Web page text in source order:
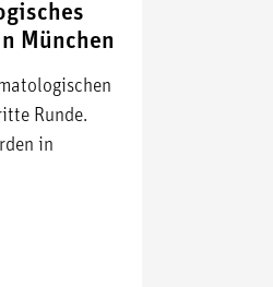
München
Runde.
in